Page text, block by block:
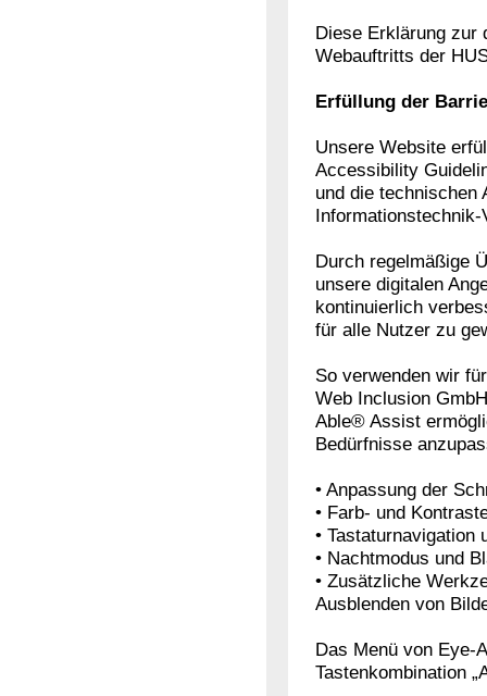
Diese Erklärung zur
Webauftritts der
Erfüllung der
Unsere Website
Accessibility
und die technischen
Durch regelmäßige
unsere digitalen
kontinuierlich
für alle Nutzer zu
So verwenden wir
Web Inclusion
Able® Assist
Bedürfnisse
• Anpassung der
• Farb- und
• Tastaturnavigation
• Nachtmodus und
• Zusätzliche
Ausblenden von
Das Menü von Eye-
Tastenkombination